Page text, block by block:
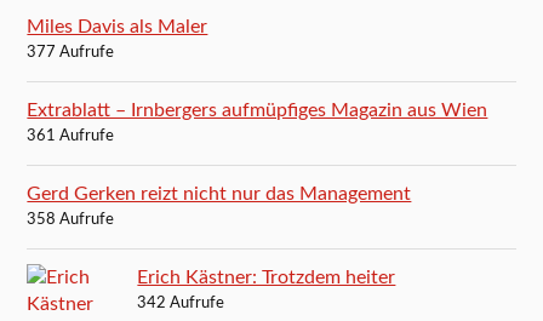
Miles Davis als Maler
377 Aufrufe
Extrablatt – Irnbergers aufmüpfiges Magazin aus Wien
361 Aufrufe
Gerd Gerken reizt nicht nur das Management
358 Aufrufe
Erich Kästner: Trotzdem heiter
342 Aufrufe